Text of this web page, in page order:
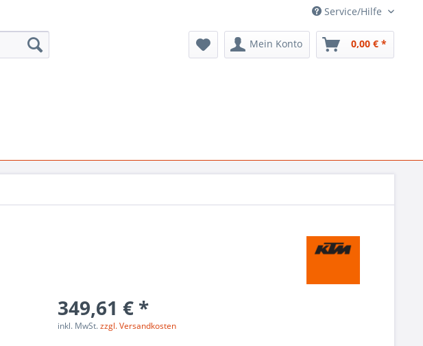
Service/Hilfe
Mein Konto 0,00 € *
349,61 € *
inkl. MwSt.zzgl. Versandkosten